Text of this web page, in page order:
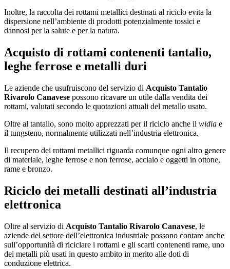
Inoltre, la raccolta dei rottami metallici destinati al riciclo evita la
dispersione nell’ambiente di prodotti potenzialmente tossici e
dannosi per la salute e per la natura.
Acquisto di rottami contenenti tantalio,
leghe ferrose e metalli duri
Le aziende che usufruiscono del servizio di Acquisto Tantalio
Rivarolo Canavese possono ricavare un utile dalla vendita dei
rottami, valutati secondo le quotazioni attuali del metallo usato.
Oltre al tantalio, sono molto apprezzati per il riciclo anche il widia e
il tungsteno, normalmente utilizzati nell’industria elettronica.
Il recupero dei rottami metallici riguarda comunque ogni altro genere
di materiale, leghe ferrose e non ferrose, acciaio e oggetti in ottone,
rame e bronzo.
Riciclo dei metalli destinati all’industria
elettronica
Oltre al servizio di Acquisto Tantalio Rivarolo Canavese, le
aziende del settore dell’elettronica industriale possono contare anche
sull’opportunità di riciclare i rottami e gli scarti contenenti rame, uno
dei metalli più usati in questo ambito in merito alle doti di
conduzione elettrica.